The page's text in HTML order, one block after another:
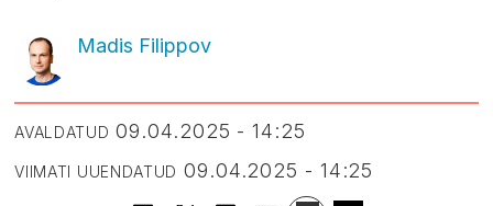
Madis Filippov
AVALDATUD 09.04.2025 - 14:25
VIIMATI UUENDATUD 09.04.2025 - 14:25